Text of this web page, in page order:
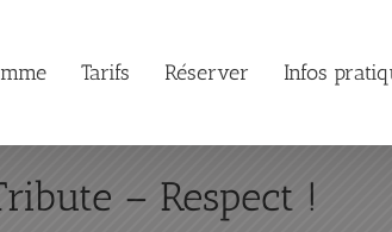
Tarifs Réserver Infos
– Respect !